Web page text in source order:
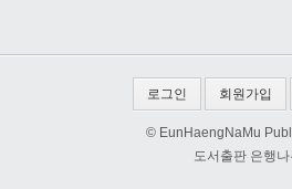
로그인 회원가입
© EunHaengNaMu
도서출판 은행나